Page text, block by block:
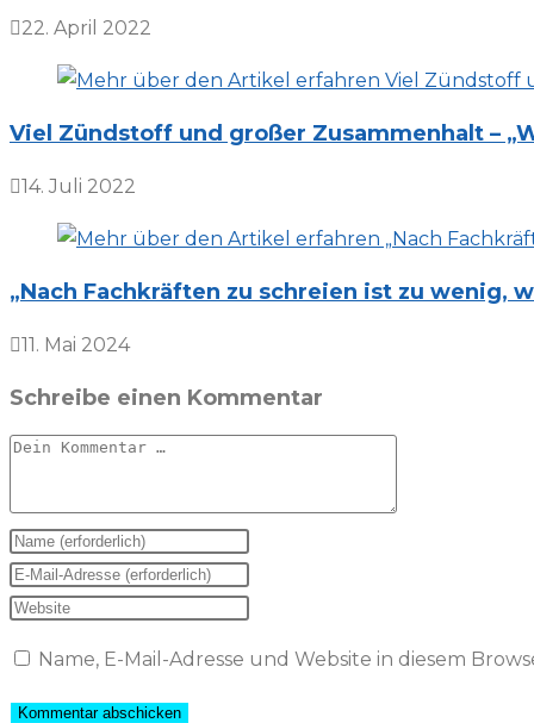
22. April 2022
Viel Zündstoff und großer Zusammenhalt –
14. Juli 2022
„Nach Fachkräften zu schreien ist zu
11. Mai 2024
Schreibe einen Kommentar
Kommentar
Gib
deinen
Namen
Benutzernamen
zum
Gib
deine
Mail-
Adresse
Gib
Website-
URL
Name, E-Mail-Adresse und Website in diesem